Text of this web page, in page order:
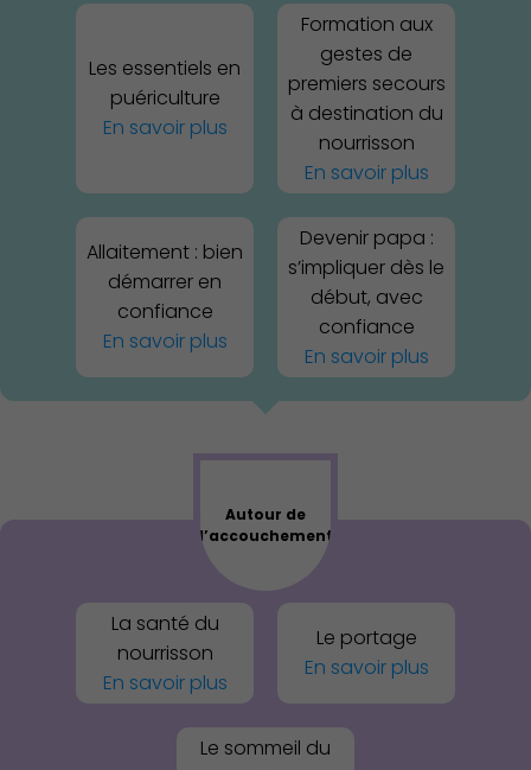
vie
Les essentiels en
puériculture
En savoir plus
Formation aux
gestes de
premiers secours
à destination du
nourrisson
En savoir plus
Allaitement : bien
démarrer en
confiance
En savoir plus
Devenir papa :
s’impliquer dès le
début, avec
confiance
En savoir plus
Autour de
l’accouchement
La santé du
nourrisson
En savoir plus
Le portage
En savoir plus
Le sommeil du